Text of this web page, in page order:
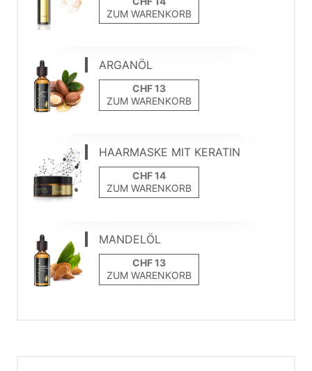
ZUM WARENKORB
ARGANÖL
ZUM WARENKORB
HAARMASKE MIT KERATIN
ZUM WARENKORB
MANDELÖL
ZUM WARENKORB